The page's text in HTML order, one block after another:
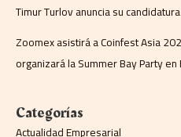
Timur Turlov anuncia su
Zoomex asistirá a Coinfest Asia
organizará la Summer Bay Party en
Categorías
Actualidad Empresarial